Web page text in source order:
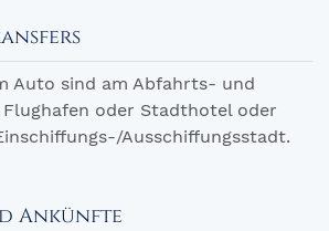
Auto sind am Abfahrts- und
oder Stadthotel oder
Ausschiffungsstadt.
Ankünfte